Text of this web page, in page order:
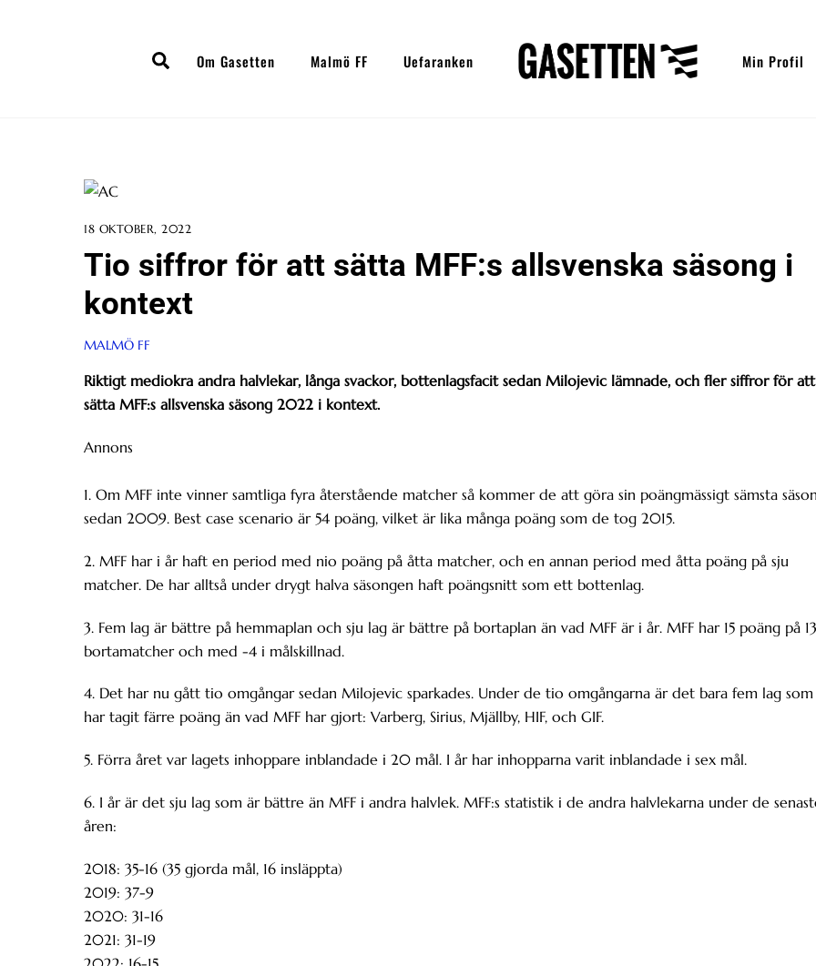
SearchOm Gasetten Malmö FF Uefaranken Min Profil
18 OKTOBER, 2022
Tio siffror för att sätta MFF:s allsvenska säsong i
kontext
MALMÖ FF
Riktigt mediokra andra halvlekar, långa svackor, bottenlagsfacit sedan Milojevic lämnade, och fler siffror för att
sätta MFF:s allsvenska säsong 2022 i kontext.
Annons
1. Om MFF inte vinner samtliga fyra återstående matcher så kommer de att göra sin poängmässigt sämsta
sedan 2009. Best case scenario är 54 poäng, vilket är lika många poäng som de tog 2015.
2. MFF har i år haft en period med nio poäng på åtta matcher, och en annan period med åtta poäng på sju
matcher. De har alltså under drygt halva säsongen haft poängsnitt som ett bottenlag.
3. Fem lag är bättre på hemmaplan och sju lag är bättre på bortaplan än vad MFF är i år. MFF har 15 poäng på 13
bortamatcher och med -4 i målskillnad.
4. Det har nu gått tio omgångar sedan Milojevic sparkades. Under de tio omgångarna är det bara fem lag som
har tagit färre poäng än vad MFF har gjort: Varberg, Sirius, Mjällby, HIF, och GIF.
5. Förra året var lagets inhoppare inblandade i 20 mål. I år har inhopparna varit inblandade i sex mål.
6. I år är det sju lag som är bättre än MFF i andra halvlek. MFF:s statistik i de andra halvlekarna under de
åren:
2018: 35-16 (35 gjorda mål, 16 insläppta)
2019: 37-9
2020: 31-16
2021: 31-19